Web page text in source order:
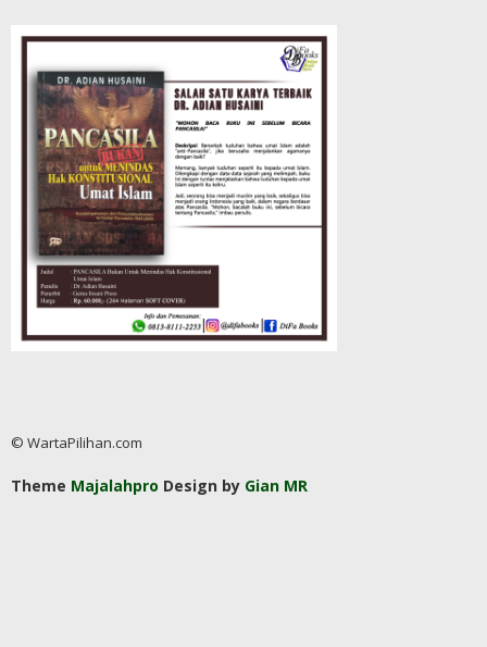
© WartaPilihan.com
Theme Majalahpro Design by Gian MR